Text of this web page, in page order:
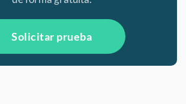
Solicitar prueba